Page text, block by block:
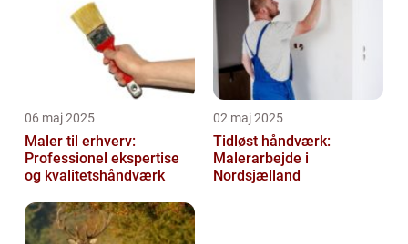
06 maj 2025
Maler til erhverv:
Professionel ekspertise
og kvalitetshåndværk
02 maj 2025
Tidløst håndværk:
Malerarbejde i
Nordsjælland